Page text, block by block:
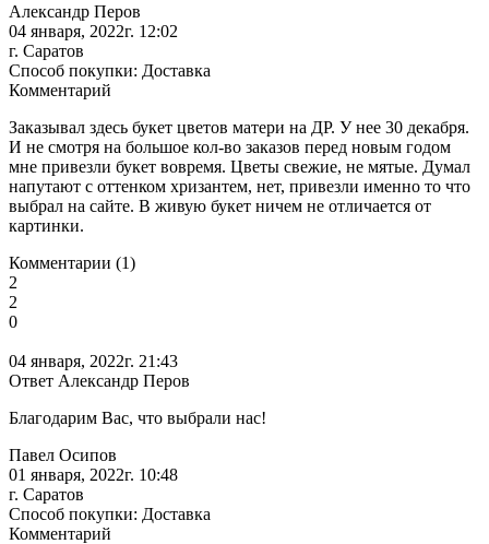
Александр Перов
04 января, 2022г. 12:02
г. Саратов
Способ покупки: Доставка
Комментарий
Заказывал здесь букет цветов матери на ДР. У нее 30 декабря.
И не смотря на большое кол-во заказов перед новым годом
мне привезли букет вовремя. Цветы свежие, не мятые. Думал
напутают с оттенком хризантем, нет, привезли именно то что
выбрал на сайте. В живую букет ничем не отличается от
картинки.
Комментарии (1)
2
2
0
04 января, 2022г. 21:43
Ответ Александр Перов
Благодарим Вас, что выбрали нас!
Павел Осипов
01 января, 2022г. 10:48
г. Саратов
Способ покупки: Доставка
Комментарий